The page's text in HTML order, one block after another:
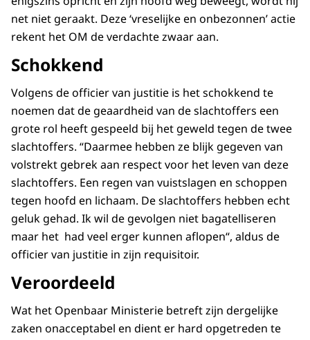
net niet geraakt. Deze ‘vreselijke en onbezonnen’ actie
rekent het OM de verdachte zwaar aan.
Schokkend
Volgens de officier van justitie is het schokkend te
noemen dat de geaardheid van de slachtoffers een
grote rol heeft gespeeld bij het geweld tegen de twee
slachtoffers. “Daarmee hebben ze blijk gegeven van
volstrekt gebrek aan respect voor het leven van deze
slachtoffers. Een regen van vuistslagen en schoppen
tegen hoofd en lichaam. De slachtoffers hebben echt
geluk gehad. Ik wil de gevolgen niet bagatelliseren
maar het had veel erger kunnen aflopen“, aldus de
officier van justitie in zijn requisitoir.
Veroordeeld
Wat het Openbaar Ministerie betreft zijn dergelijke
zaken onacceptabel en dient er hard opgetreden te